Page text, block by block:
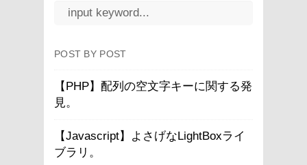
POST BY POST
【PHP】配列の空文字キーに関する発
見。
【Javascript】よさげなLightBoxライ
ブラリ。